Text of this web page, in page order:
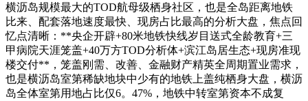
横沥岛规模最大的TOD航母级栖身社区，也是全岛距离地铁
比来、配套落地速度最快、现房占比最高的分析大盘，焦点回
忆点清晰：**央企开辟+80米地铁快线岁目送式全龄教育+三
甲病院天涯笼盖+40万方TOD分析体+滨江岛居生态+现房准现
楼交付**，笼盖刚需、改善、金融财产精英全周期置业需求，
也是横沥岛室第稀缺地块中少有的地铁上盖纯栖身大盘，横沥
岛全体室第用地占比仅6。47%，地铁中转室第资本不成复